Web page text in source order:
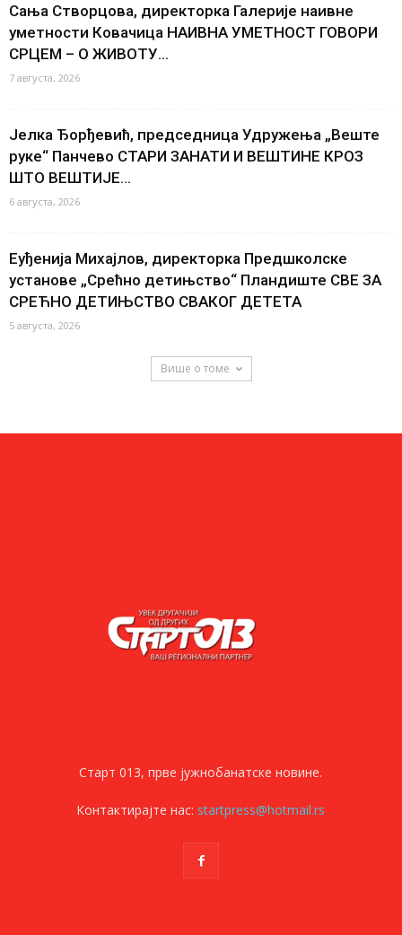
Сања Створцова, директорка Галерије наивне
уметности Ковачица НАИВНА УМЕТНОСТ ГОВОРИ
СРЦЕМ – О ЖИВОТУ...
7 августа, 2026
Јелка Ђорђевић, председница Удружења „Веште
руке“ Панчево СТАРИ ЗАНАТИ И ВЕШТИНЕ КРОЗ
ШТО ВЕШТИЈЕ...
6 августа, 2026
Еуђенија Михајлов, директорка Предшколске
установе „Срећно детињство“ Пландиште СВЕ ЗА
СРЕЋНО ДЕТИЊСТВО СВАКОГ ДЕТЕТА
5 августа, 2026
Више о томе
Старт 013, прве јужнобанатске новине.
Контактирајте нас: startpress@hotmail.rs